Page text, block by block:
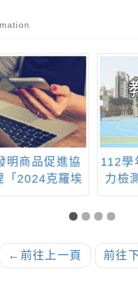
明商品促進協
「2024克羅埃
112學
力檢
← 前往上一頁 前往